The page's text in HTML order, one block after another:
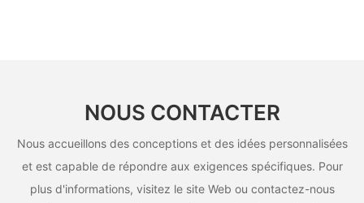
NOUS CONTACTER
Nous accueillons des conceptions et des idées personnalisées
et est capable de répondre aux exigences spécifiques. Pour
plus d'informations, visitez le site Web ou contactez-nous